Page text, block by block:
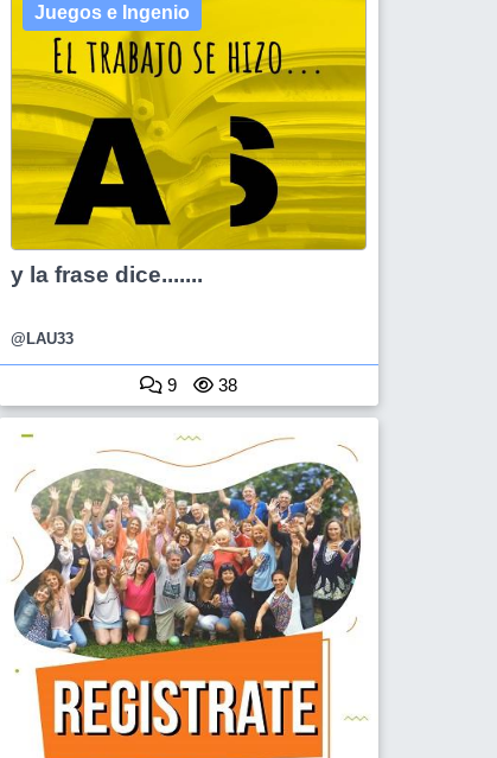
Juegos e Ingenio
y la frase dice.......
@LAU33
9 38